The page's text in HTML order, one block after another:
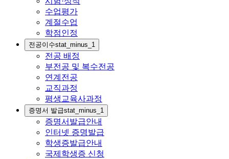
수업평가
계절수업
학점인정
전공이수stat_minus_1
전공 배정
부전공 및 복수전공
연계전공
교직과정
평생교육사과정
증명서 발급stat_minus_1
증명서발급안내
인터넷 증명발급
학생증발급안내
국제학생증 신청